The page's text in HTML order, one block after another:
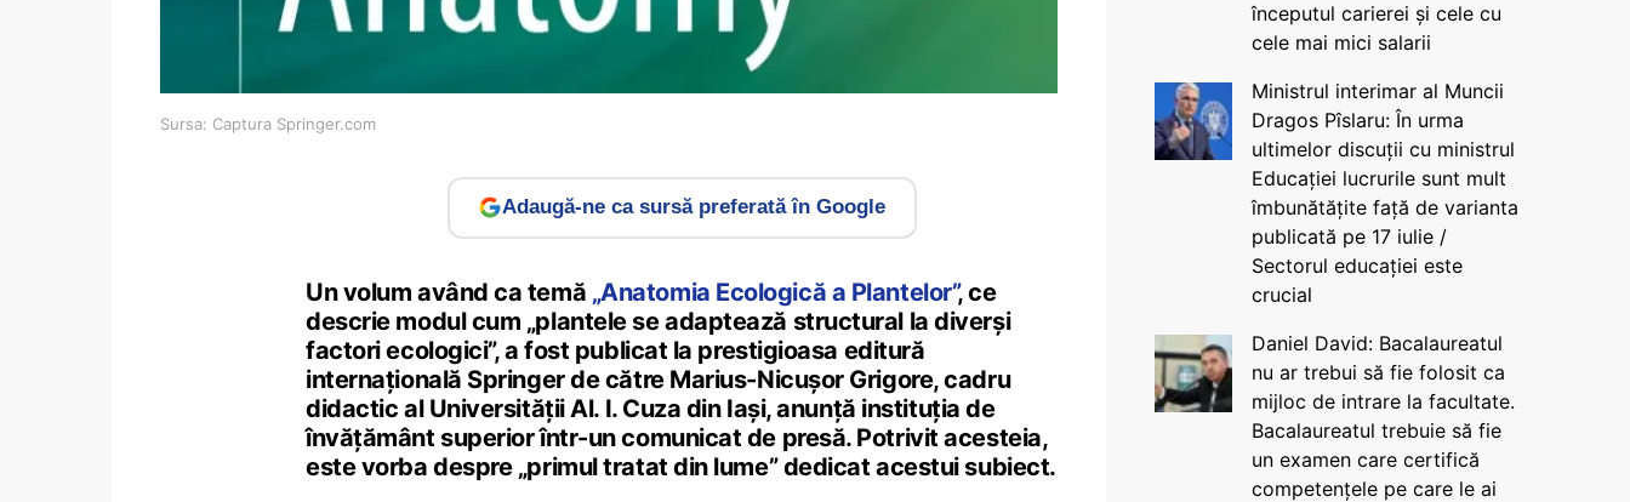
Sursa: Captura Springer.com
Adaugă-ne ca sursă preferată în Google
Un volum având ca temă „Anatomia Ecologică a Plantelor”, ce
descrie modul cum „plantele se adaptează structural la diverși
factori ecologici”, a fost publicat la prestigioasa editură
internațională Springer de către Marius-Nicușor Grigore, cadru
didactic al Universității Al. I. Cuza din Iași, anunță instituția de
învățământ superior într-un comunicat de presă. Potrivit acesteia,
este vorba despre „primul tratat din lume” dedicat acestui subiect.
începutul carierei și cele cu
cele mai mici salarii
Ministrul interimar al Muncii
Dragos Pîslaru: În urma
ultimelor discuții cu ministrul
Educației lucrurile sunt mult
îmbunătățite față de varianta
publicată pe 17 iulie /
Sectorul educației este
crucial
Daniel David: Bacalaureatul
nu ar trebui să fie folosit ca
mijloc de intrare la facultate.
Bacalaureatul trebuie să fie
un examen care certifică
competențele pe care le ai